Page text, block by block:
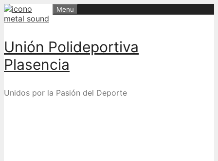
Skip
to
Unión Polideportiva
Plasencia
Unidos por la Pasión del Deporte
Menu